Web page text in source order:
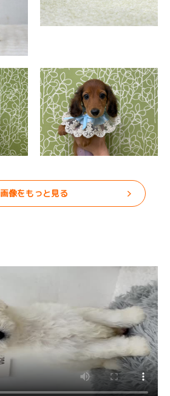
画像をもっと見る